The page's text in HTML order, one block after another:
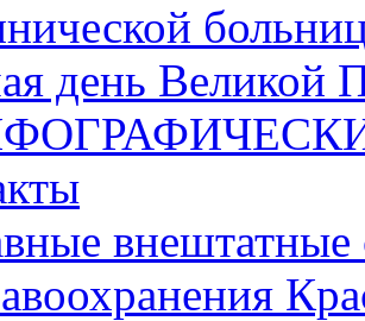
день Великой
внештатные